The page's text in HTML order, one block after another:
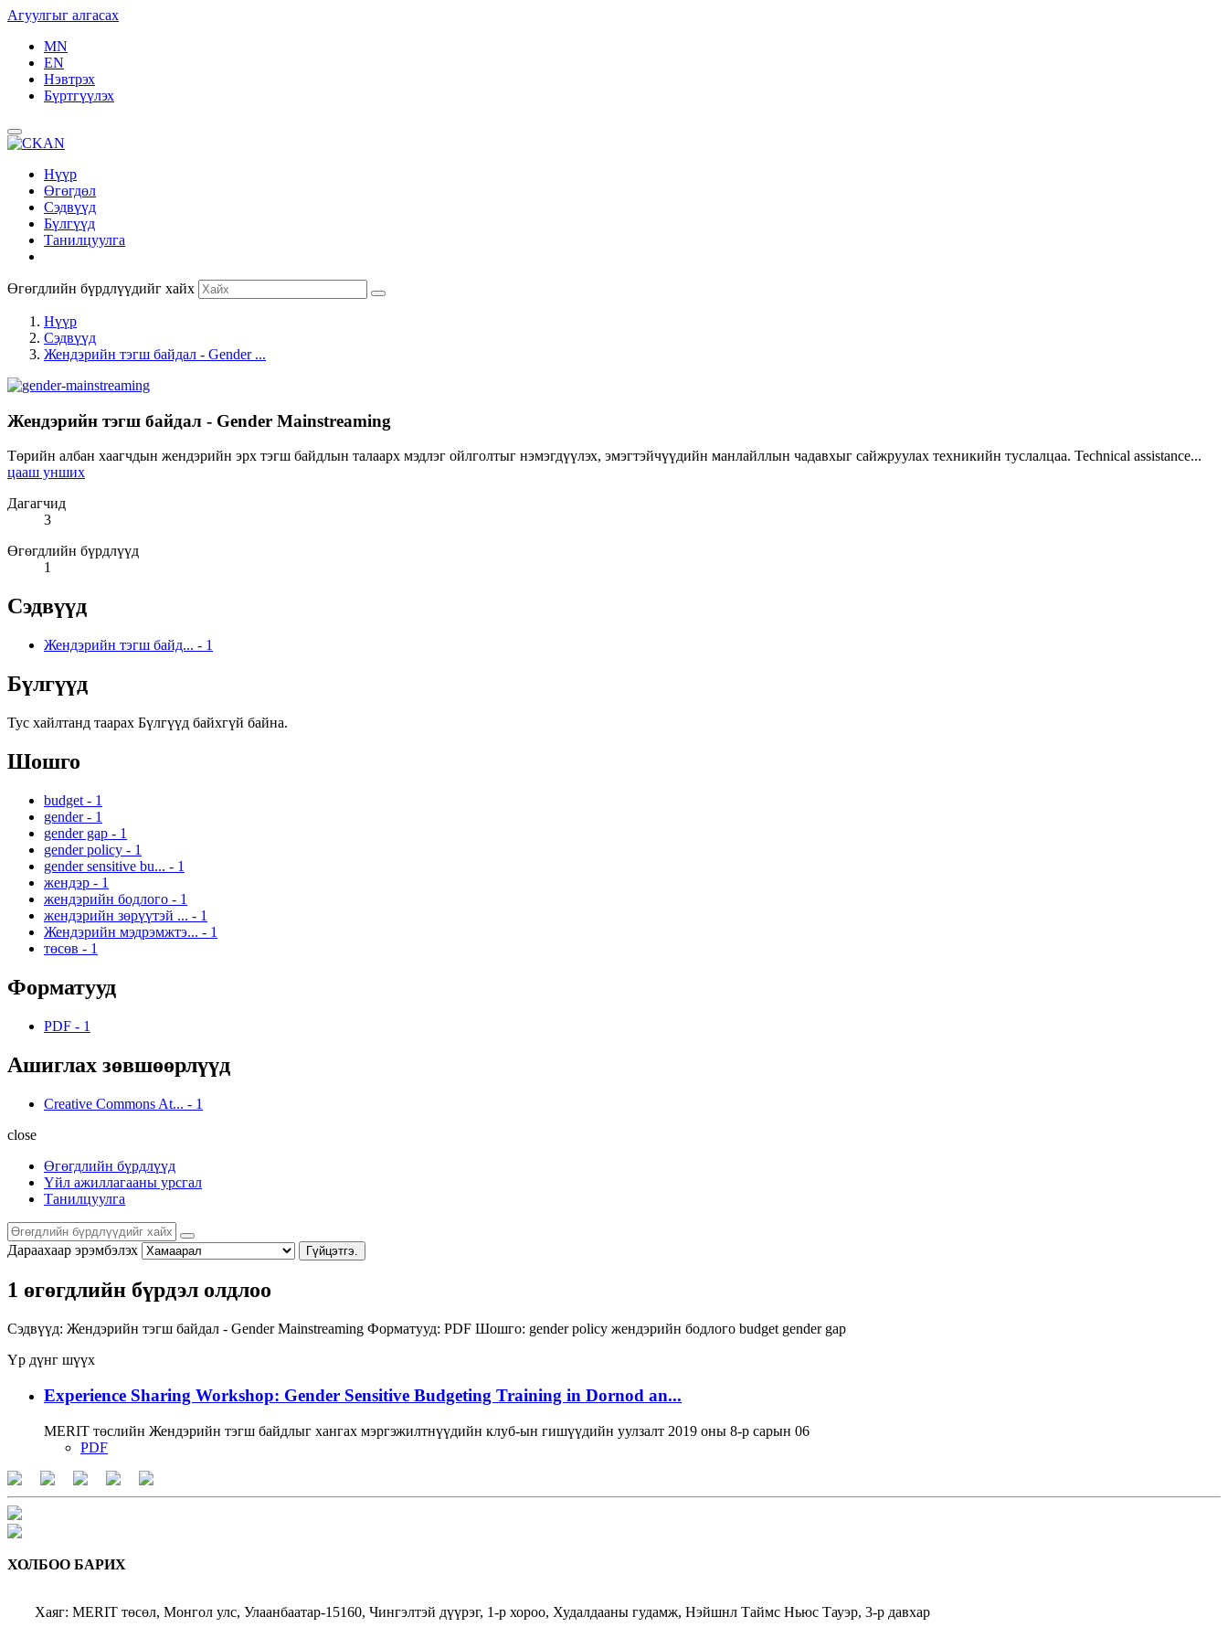
Агуулгыг алгасах
MN
EN
Нэвтрэх
Бүртгүүлэх
Нүүр
Өгөгдөл
Сэдвүүд
Бүлгүүд
Танилцуулга
Өгөгдлийн бүрдлүүдийг хайх
Нүүр
Сэдвүүд
Жендэрийн тэгш байдал - Gender ...
Жендэрийн тэгш байдал - Gender Mainstreaming
Төрийн албан хаагчдын жендэрийн эрх тэгш байдлын талаарх мэдлэг ойлголтыг нэмэгдүүлэх, эмэгтэйчүүдийн манлайллын чадавхыг сайжруулах техникийн туслалцаа. Technical assistance...
цааш унших
Дагагчид
3
Өгөгдлийн бүрдлүүд
1
Сэдвүүд
Жендэрийн тэгш байд... - 1
Бүлгүүд
Тус хайлтанд таарах Бүлгүүд байхгүй байна.
Шошго
budget - 1
gender - 1
gender gap - 1
gender policy - 1
gender sensitive bu... - 1
жендэр - 1
жендэрийн бодлого - 1
жендэрийн зөрүүтэй ... - 1
Жендэрийн мэдрэмжтэ... - 1
төсөв - 1
Форматууд
PDF - 1
Ашиглах зөвшөөрлүүд
Creative Commons At... - 1
close
Өгөгдлийн бүрдлүүд
Үйл ажиллагааны урсгал
Танилцуулга
Дараахаар эрэмбэлэх Гүйцэтгэ.
1 өгөгдлийн бүрдэл олдлоо
Сэдвүүд: Жендэрийн тэгш байдал - Gender Mainstreaming Форматууд: PDF Шошго: gender policy жендэрийн бодлого budget gender gap
Үр дүнг шүүх
Experience Sharing Workshop: Gender Sensitive Budgeting Training in Dornod an...
MERIT төслийн Жендэрийн тэгш байдлыг хангах мэргэжилтнүүдийн клуб-ын гишүүдийн уулзалт 2019 оны 8-р сарын 06
PDF
ХОЛБОО БАРИХ
Хаяг: MERIT төсөл, Монгол улс, Улаанбаатар-15160, Чингэлтэй дүүрэг, 1-р хороо, Худалдааны гудамж, Нэйшнл Таймс Ньюс Тауэр, 3-р давхар